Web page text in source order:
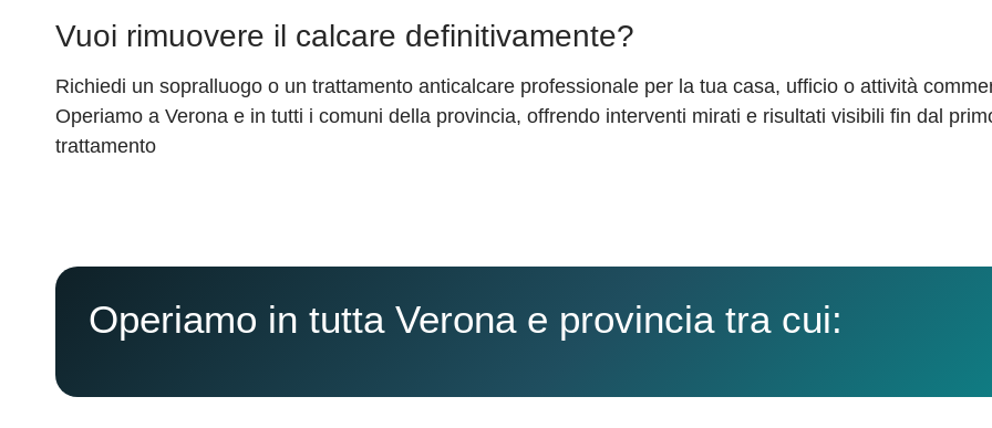
Vuoi rimuovere il calcare definitivamente?
Richiedi un sopralluogo o un trattamento anticalcare professionale per la tua casa, ufficio o attività
Operiamo a Verona e in tutti i comuni della provincia, offrendo interventi mirati e risultati visibili fin dal
trattamento
Operiamo in tutta Verona e provincia tra cui: